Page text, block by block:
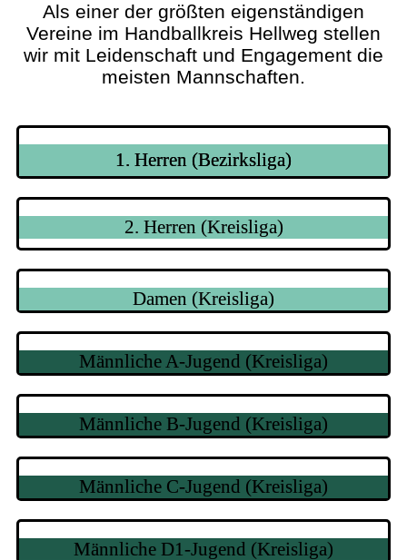
Als einer der größten eigenständigen
Vereine im Handballkreis Hellweg stellen
wir mit Leidenschaft und Engagement die
meisten Mannschaften.
1. Herren (Bezirksliga)
2. Herren (Kreisliga)
Damen (Kreisliga)
Männliche A-Jugend (Kreisliga)
Männliche B-Jugend (Kreisliga)
Männliche C-Jugend (Kreisliga)
Männliche D1-Jugend (Kreisliga)